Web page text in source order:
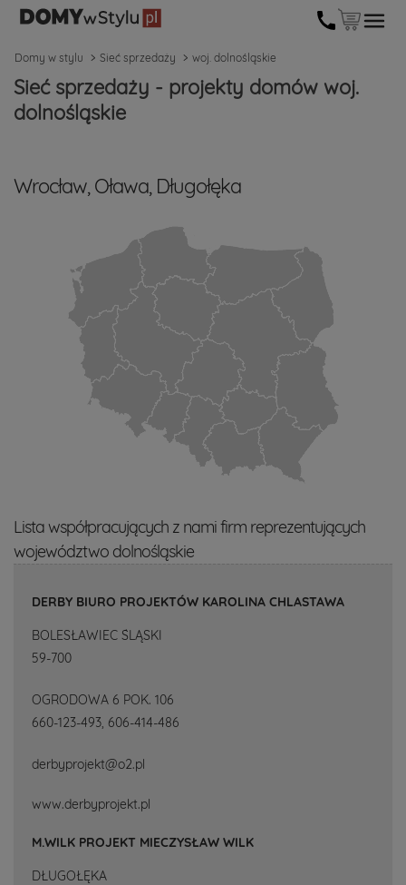
Domy w stylu Sieć sprzedaży woj. dolnośląskie
Sieć sprzedaży - projekty domów woj.
dolnośląskie
Wrocław, Oława, Długołęka
Lista współpracujących z nami firm reprezentujących
województwo dolnośląskie
DERBY BIURO PROJEKTÓW KAROLINA CHLASTAWA
BOLESŁAWIEC ŚLĄSKI
59-700
OGRODOWA 6 POK. 106
660-123-493, 606-414-486
derbyprojekt@o2.pl
www.derbyprojekt.pl
M.WILK PROJEKT MIECZYSŁAW WILK
DŁUGOŁĘKA